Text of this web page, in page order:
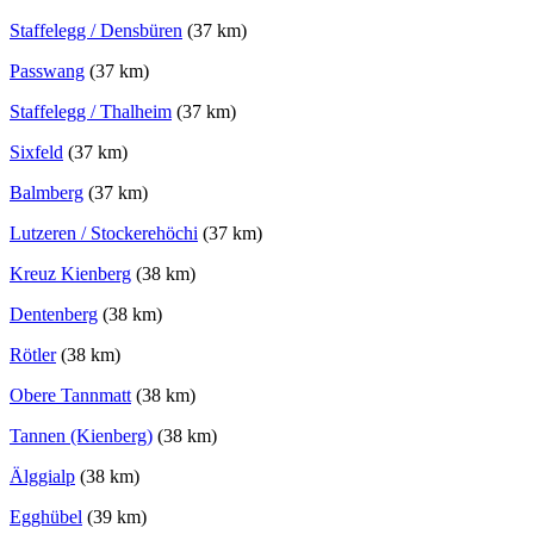
Staffelegg / Densbüren (37 km)
Passwang (37 km)
Staffelegg / Thalheim (37 km)
Sixfeld (37 km)
Balmberg (37 km)
Lutzeren / Stockerehöchi (37 km)
Kreuz Kienberg (38 km)
Dentenberg (38 km)
Rötler(38 km)
Obere Tannmatt(38 km)
Tannen (Kienberg) (38 km)
Älggialp (38 km)
Egghübel (39 km)